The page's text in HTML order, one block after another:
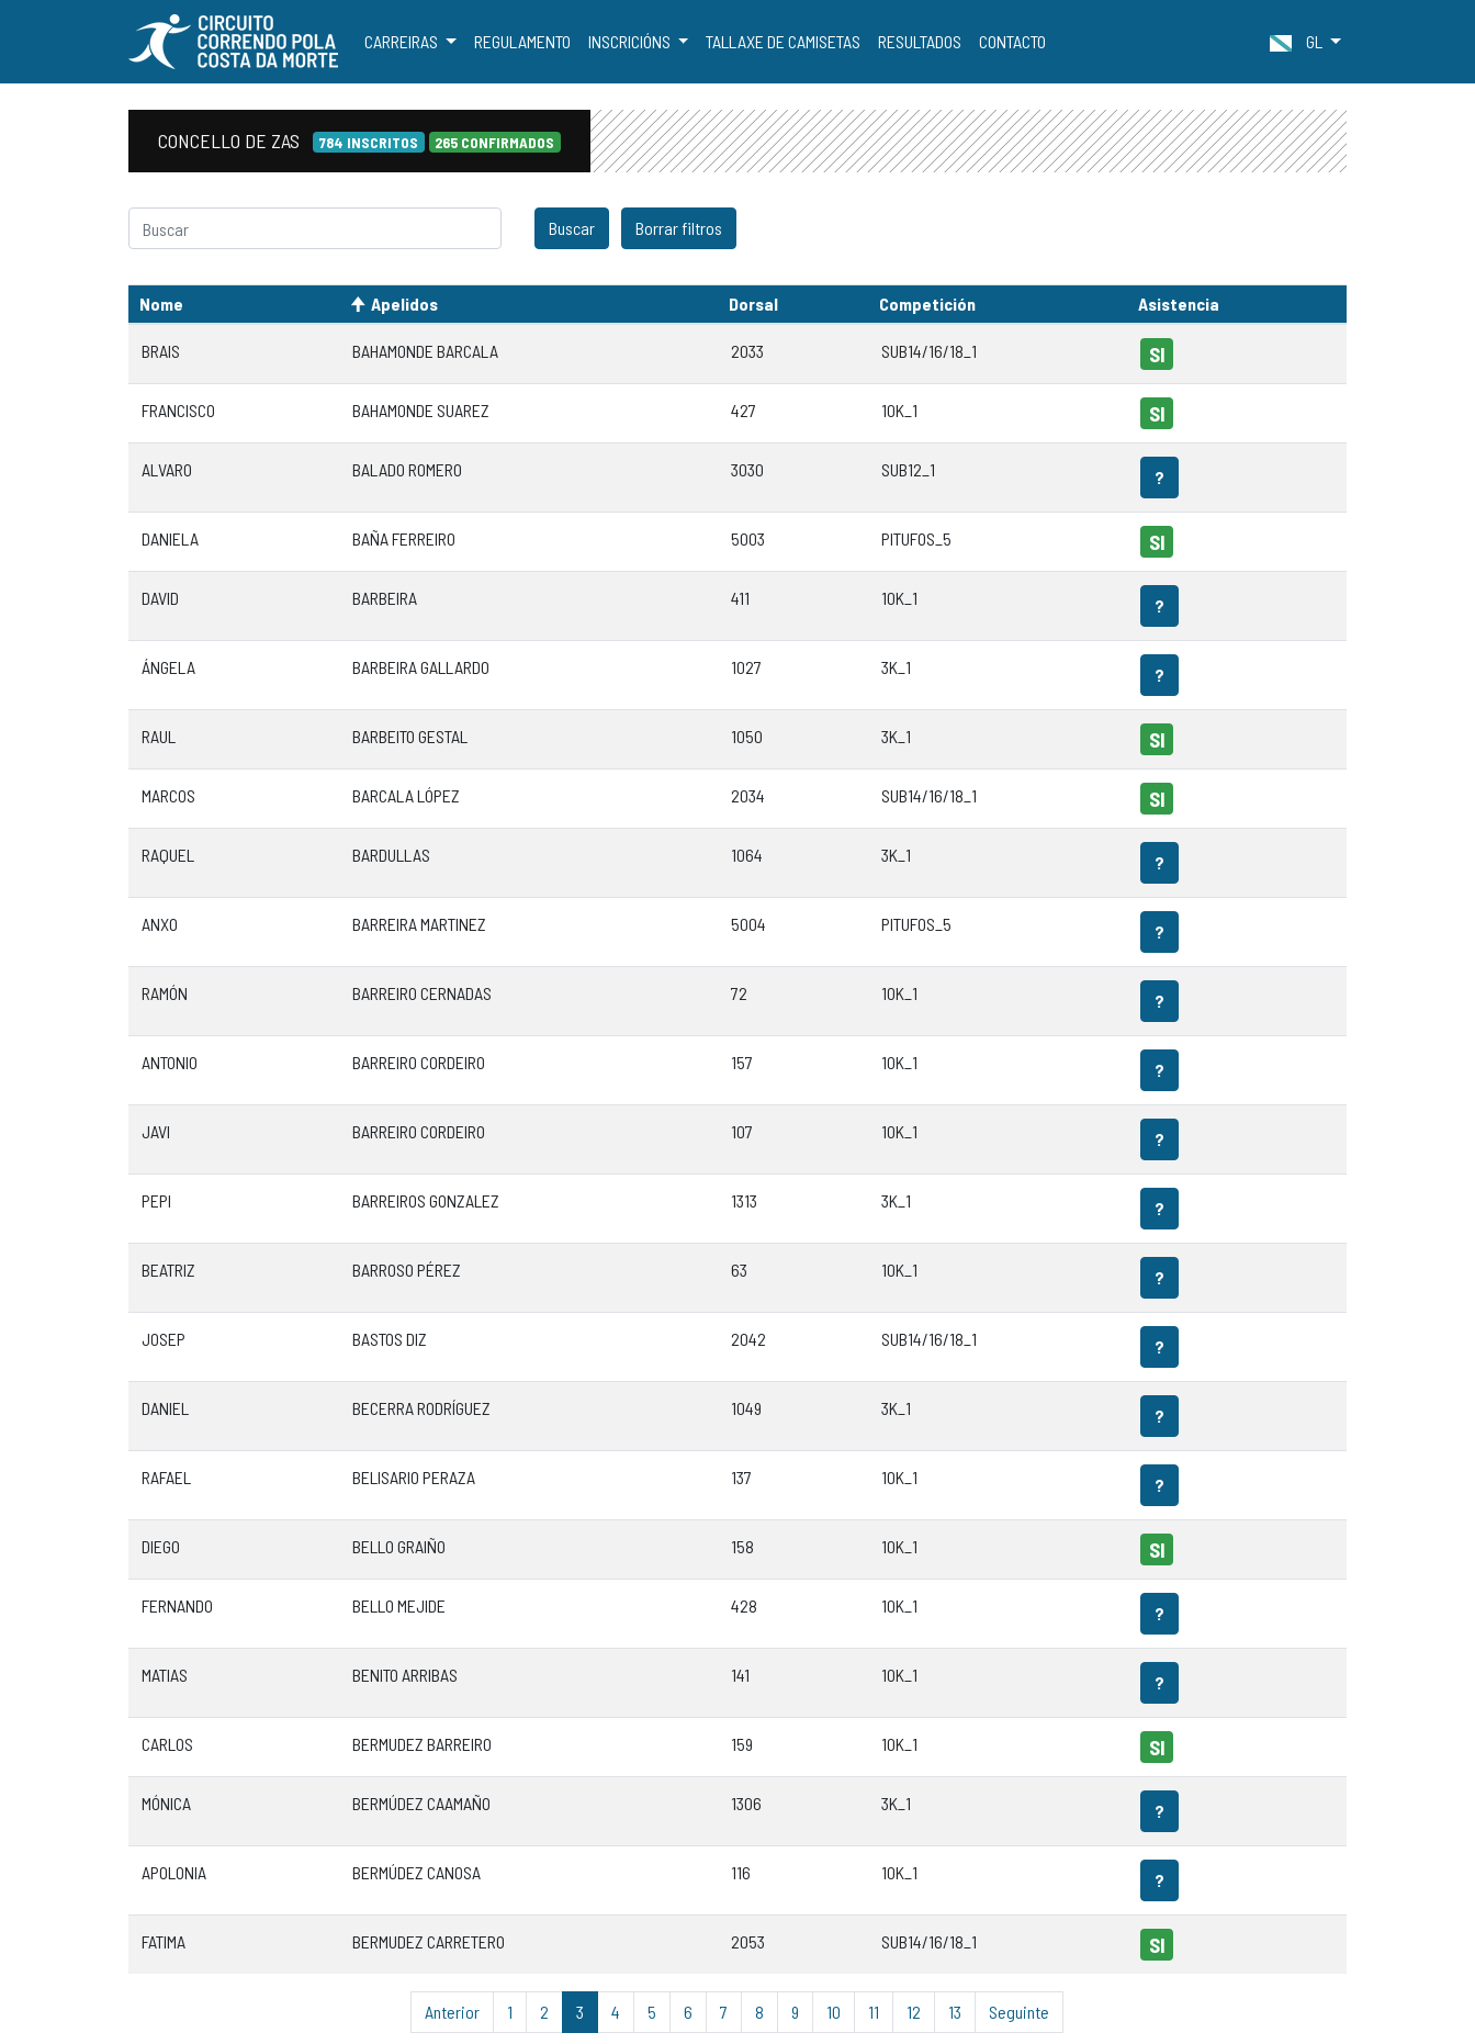
CARREIRAS REGULAMENTO INSCRICIÓNS TALLAXE DE CAMISETAS RESULTADOS CONTACTO GL
CONCELLO DE ZAS 784 INSCRITOS 265 CONFIRMADOS
Nome Apelidos Dorsal Competición Asistencia
BRAIS BAHAMONDE BARCALA 2033 SUB14/16/18_1 SI
FRANCISCO BAHAMONDE SUAREZ 427 10K_1 SI
ALVARO BALADO ROMERO 3030 SUB12_1 ?
DANIELA BAÑA FERREIRO 5003 PITUFOS_5 SI
DAVID BARBEIRA 411 10K_1 ?
ÁNGELA BARBEIRA GALLARDO 1027 3K_1 ?
RAUL BARBEITO GESTAL 1050 3K_1 SI
MARCOS BARCALA LÓPEZ 2034 SUB14/16/18_1 SI
RAQUEL BARDULLAS 1064 3K_1 ?
ANXO BARREIRA MARTINEZ 5004 PITUFOS_5 ?
RAMÓN BARREIRO CERNADAS 72 10K_1 ?
ANTONIO BARREIRO CORDEIRO 157 10K_1 ?
JAVI BARREIRO CORDEIRO 107 10K_1 ?
PEPI BARREIROS GONZALEZ 1313 3K_1 ?
BEATRIZ BARROSO PÉREZ 63 10K_1 ?
JOSEP BASTOS DIZ 2042 SUB14/16/18_1 ?
DANIEL BECERRA RODRÍGUEZ 1049 3K_1 ?
RAFAEL BELISARIO PERAZA 137 10K_1 ?
DIEGO BELLO GRAIÑO 158 10K_1 SI
FERNANDO BELLO MEJIDE 428 10K_1 ?
MATIAS BENITO ARRIBAS 141 10K_1 ?
CARLOS BERMUDEZ BARREIRO 159 10K_1 SI
MÓNICA BERMÚDEZ CAAMAÑO 1306 3K_1 ?
APOLONIA BERMÚDEZ CANOSA 116 10K_1 ?
FATIMA BERMUDEZ CARRETERO 2053 SUB14/16/18_1 SI
Anterior 1 2 3 4 5 6 7 8 9 10 11 12 13 Seguinte